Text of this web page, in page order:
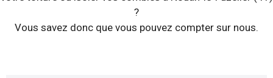
?
Vous savez donc que vous pouvez compter sur nous.